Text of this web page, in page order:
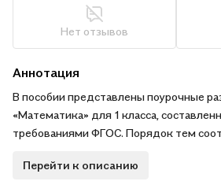
Нет отзывов
Аннотация
В пособии представлены поурочные
«Математика» для 1 класса,
требованиями ФГОС. Порядок тем
учебников на 2019/2020 и 2020/2021
Перейти к описанию